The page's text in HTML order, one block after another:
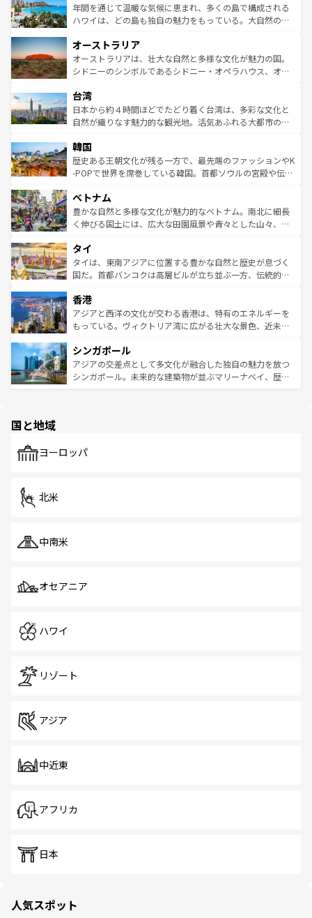
着のスイス情報はコンテンツ一覧 を参照してほしい。
ンメントが詰まった刺激的なスポットだ。一方、アメリカ
西部には大自然が広がり、グランドキャニオンやイエロー
部のニューオーリンズでは、音楽と美食が融合した独特の
文化が魅力。旅行者はアメリカの各地域で異なる魅力を楽
しみながら、その多様性と豊かな歴史を感じることができ
ならではの贅沢な旅のスタイルだ。 なお、新着のアメリカ
情報はコンテンツ一覧を参照してほしい。
年間を通じて温暖な気候に恵まれ、多くの島で構成される
ハワイは、どの島も独自の魅力をもっている。大自然の神
ワイ島は見逃せない。また、定番の観光地といえばオアフ
島だが、静かな自然を求めるならマウイ島やカウアイ島が
おすすめ。エメラルドグリーンに輝く海をはじめ、豊かな
れるおもてなしの心で訪れる人々を迎えてくれるハワイの
人々、おいしいローカルフードやハワイアンミュージッ
ク、伝統的なフラダンスなど、すべてがハワイの魅力を彩
ワイを、存分に味わってほしい。 なお、新着のハワイ情報
はコンテンツ一覧を参照してほしい。
オーストラリア
オーストラリアは、壮大な自然と多様な文化が魅力の国。
シドニーのシンボルであるシドニー・オペラハウス、オー
リアリーフや大陸中央部にそびえるウルル（エアーズロッ
ク）、タスマニアの美しい原生林やケアンズの熱帯雨林な
ど、見どころがたくさん。また、カフェやワイン、オージ
いる。アクティビティも充実しており、サーフィンやダイ
ビング、ハイキングなど、アウトドア好きにはたまらな
い。オーストラリアの多彩な魅力を存分に味わいつくそ
参照してほしい。
台湾
日本から約４時間ほどでたどり着く台湾は、多彩な文化と
自然が織りなす魅力的な観光地。活気あふれる大都市の台
ン）、静ひつな山岳地帯である台湾東部など、都市の喧騒
と山間の静けさが共存しており、訪れる人に新しい発見と
驚きをもたらしてくれる。また、奥深い台湾の食文化も魅
容にもいいと評判のスイーツなど、バラエティ豊かな料理
が味わえる。 なお、新着の台湾情報は コンテンツ一覧を参
照してほしい。
韓国
歴史ある王朝文化が残る一方で、最先端のファッションやK
-POPで世界を席巻している韓国。首都ソウルの宮殿や伝統
き、地方に足を延ばせば四季折々の自然美を楽しむことが
できる。そして、キムチや焼肉、絶品のストリートフード
まで、さまざまな韓国料理が待っている。夜には、韓国な
リティに包まれながら、韓国の多彩な魅力を心ゆくまで味
わってみてほしい。 なお、新着の韓国情報はコンテンツ一
覧を参照してほしい。
ベトナム
豊かな自然と多様な文化が魅力的なベトナム。南北に細長
く伸びる国土には、広大な田園風景や青々とした山々、世
急速な発展と共に伝統が息づく。ハノイの古い町並みやホ
ーチミン市のフランス統治時代の建物も、独特の雰囲気を
醸し出している。また、バラエティの豊かさとおいしさで
とつ。フォーやバインミー、ベトナムコーヒーなどは、ぜ
ひ現地で味わいたい。どの地域を訪れてもあたたかい人々
が旅行者を迎えてくれるので、きっと忘れられない旅にな
参照してほしい。
タイ
タイは、東南アジアに位置する豊かな自然と歴史が息づく
国だ。首都バンコクは高層ビルが立ち並ぶ一方、伝統的な
の活気が交差している。北部ではチェンマイなどの山岳地
帯で自然と触れ合い、南部ではプーケットやクラビの美し
いビーチでリゾート気分を楽しむことができる。タイ料理
激する。気候は一年中温暖で、どの季節にも異なる楽しみ
が待っている。親しみやすいタイの人々、仏教を中心とし
た文化、そして多様な観光資源が、訪れる旅人を魅了し続
香港
アジアと西洋の文化が交わる香港は、特有のエネルギーを
もっている。ヴィクトリア湾に広がる壮大な景色、近未来
み、どこを訪れても感動するはず。観光スポットが密集し
ており、効率よく見どころを回れるのも魅力。息をのむよ
うな絶景から文化的な体験まで、香港を存分に楽しみ尽く
シンガポール
アジアの交差点として多文化が融合した独自の魅力を放つ
シンガポール。未来的な建築物が並ぶマリーナベイ、歴史
で、ホーカーズは地元の風情を楽しめる外せないスポット
国と地域
ヨーロッパ
北米
中南米
オセアニア
ハワイ
リゾート
アジア
中近東
アフリカ
日本
人気スポット